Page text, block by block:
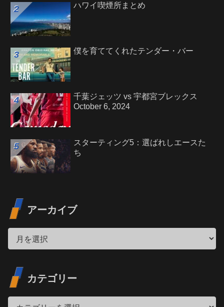
ハワイ喫煙所まとめ
僕を育ててくれたテンダー・バー
千葉ジェッツ vs 宇都宮ブレックス
October 6, 2024
スターティング5：選ばれしエースた
ち
アーカイブ
カテゴリー